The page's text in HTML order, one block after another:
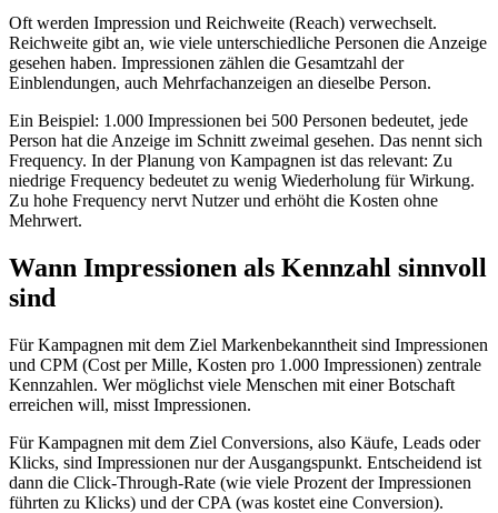
Oft werden Impression und Reichweite (Reach) verwechselt.
Reichweite gibt an, wie viele unterschiedliche Personen die Anzeige
gesehen haben. Impressionen zählen die Gesamtzahl der
Einblendungen, auch Mehrfachanzeigen an dieselbe Person.
Ein Beispiel: 1.000 Impressionen bei 500 Personen bedeutet, jede
Person hat die Anzeige im Schnitt zweimal gesehen. Das nennt sich
Frequency. In der Planung von Kampagnen ist das relevant: Zu
niedrige Frequency bedeutet zu wenig Wiederholung für Wirkung.
Zu hohe Frequency nervt Nutzer und erhöht die Kosten ohne
Mehrwert.
Wann Impressionen als Kennzahl sinnvoll
sind
Für Kampagnen mit dem Ziel Markenbekanntheit sind Impressionen
und CPM (Cost per Mille, Kosten pro 1.000 Impressionen) zentrale
Kennzahlen. Wer möglichst viele Menschen mit einer Botschaft
erreichen will, misst Impressionen.
Für Kampagnen mit dem Ziel Conversions, also Käufe, Leads oder
Klicks, sind Impressionen nur der Ausgangspunkt. Entscheidend ist
dann die Click-Through-Rate (wie viele Prozent der Impressionen
führten zu Klicks) und der CPA (was kostet eine Conversion).